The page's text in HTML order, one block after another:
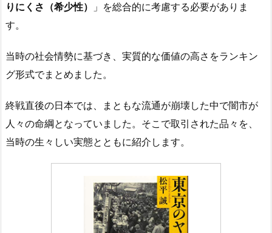
りにくさ（希少性）
」を総合的に考慮する必要がありま
す。
当時の社会情勢に基づき、実質的な価値の高さをランキン
グ形式でまとめました。
終戦直後の日本では、まともな流通が崩壊した中で闇市が
人々の命綱となっていました。そこで取引された品々を、
当時の生々しい実態とともに紹介します。